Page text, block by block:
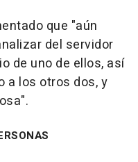
que "aún
del servidor
de uno de ellos, así
a los otros dos, y